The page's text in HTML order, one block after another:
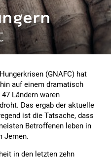
(GNAFC) hat
auf einem dramatisch
Ländern waren
Das ergab der aktuelle
ist die Tatsache, dass
Betroffenen leben in
Jemen.
in den letzten zehn